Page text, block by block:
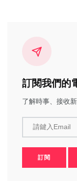
訂閱我們的
了解時事、接收
請鍵入Email
訂閱